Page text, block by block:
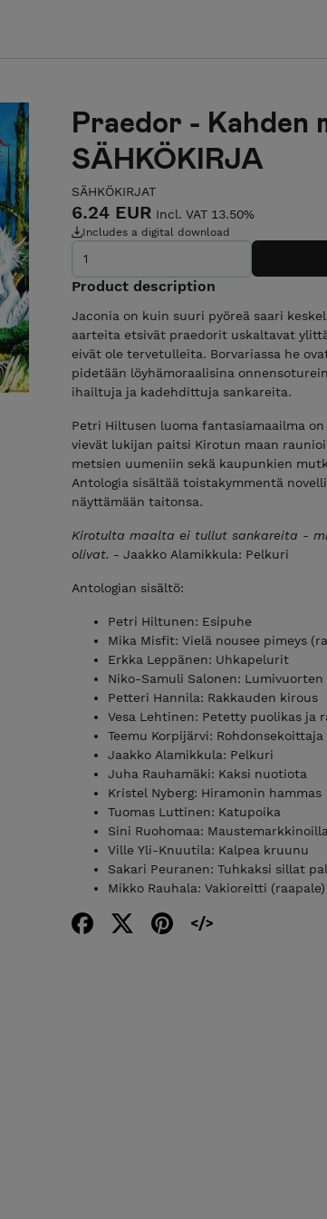
Praedor - Kahden
SÄHKÖKIRJA
SÄHKÖKIRJAT
6.24 EUR Incl. VAT 13.50%
Includes a digital download
Product description
Jaconia on kuin suuri pyöreä saari
aarteita etsivät praedorit uskaltavat
eivät ole tervetulleita. Borvariassa he
pidetään löyhämoraalisina
ihailtuja ja kadehdittuja sankareita.
Petri Hiltusen luoma fantasiamaailma
vievät lukijan paitsi Kirotun maan
metsien uumeniin sekä kaupunkien
Antologia sisältää toistakymmentä
näyttämään taitonsa.
Kirotulta maalta ei tullut sankareita -
olivat. - Jaakko Alamikkula: Pelkuri
Antologian sisältö:
Petri Hiltunen: Esipuhe
Mika Misfit: Vielä nousee pimeys
Erkka Leppänen: Uhkapelurit
Niko-Samuli Salonen: Lumivuorten
Petteri Hannila: Rakkauden kirous
Vesa Lehtinen: Petetty puolikas ja
Teemu Korpijärvi: Rohdonsekoittaja
Jaakko Alamikkula: Pelkuri
Juha Rauhamäki: Kaksi nuotiota
Kristel Nyberg: Hiramonin hammas
Tuomas Luttinen: Katupoika
Sini Ruohomaa: Maustemarkkinoilla
Ville Yli-Knuutila: Kalpea kruunu
Sakari Peuranen: Tuhkaksi sillat
Mikko Rauhala: Vakioreitti (raapale)